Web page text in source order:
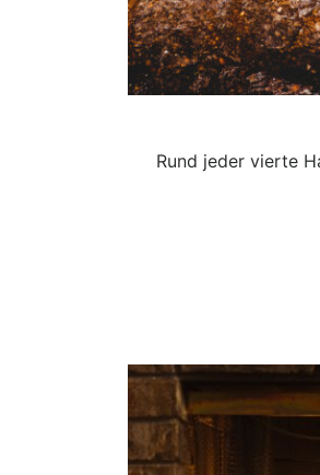
Rund jeder vierte